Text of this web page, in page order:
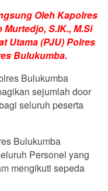
Oleh Kapolres
S.IK., M.Si
Utama (PJU) Polres
Bulukumba.
Bulukumba
sejumlah door
seluruh peserta
Bulukumba
Personel yang
mengikuti sepeda